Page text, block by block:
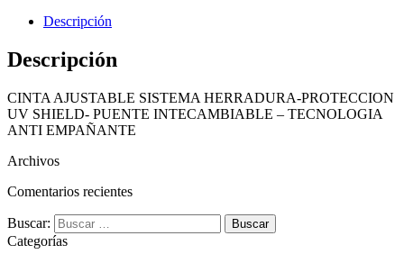
Descripción
Descripción
CINTA AJUSTABLE SISTEMA HERRADURA-PROTECCION
UV SHIELD- PUENTE INTECAMBIABLE – TECNOLOGIA
ANTI EMPAÑANTE
Archivos
Comentarios recientes
Buscar:
Categorías